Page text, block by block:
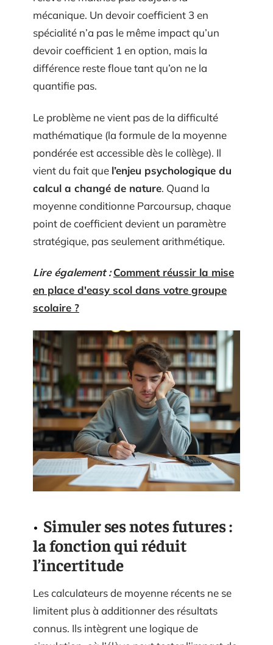
mécanique. Un devoir coefficient 3 en
spécialité n’a pas le même impact qu’un
devoir coefficient 1 en option, mais la
différence reste floue tant qu’on ne la
quantifie pas.
Le problème ne vient pas de la difficulté
mathématique (la formule de la moyenne
pondérée est accessible dès le collège). Il
vient du fait que l’enjeu psychologique du
calcul a changé de nature. Quand la
moyenne conditionne Parcoursup, chaque
point de coefficient devient un paramètre
stratégique, pas seulement arithmétique.
Lire également : Comment réussir la mise
en place d'easy scol dans votre groupe
scolaire ?
Simuler ses notes futures :
la fonction qui réduit
l’incertitude
Les calculateurs de moyenne récents ne se
limitent plus à additionner des résultats
connus. Ils intègrent une logique de